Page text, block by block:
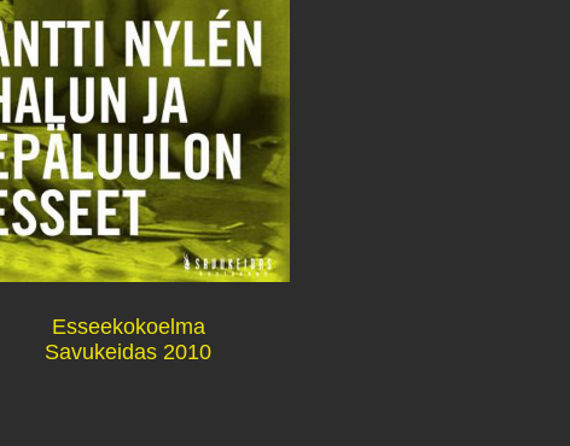
Esseekokoelma
Savukeidas 2010